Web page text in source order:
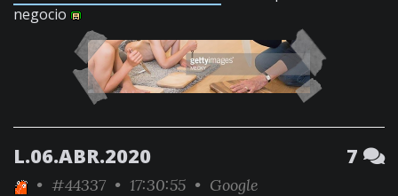
negocio
L.06.ABR.2020 7
• #44337 • 17:30:55 • Google